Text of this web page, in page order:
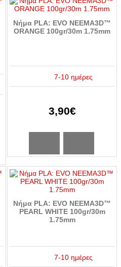
Νήμα PLA: EVO NEEMA3D™
ORANGE 100gr/30m 1.75mm
7-10 ημέρες
3,90€
Νήμα PLA: EVO NEEMA3D™
PEARL WHITE 100gr/30m
1.75mm
7-10 ημέρες